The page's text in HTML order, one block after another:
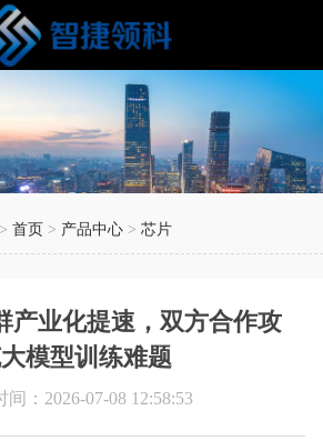
群产业化提
>首页 > 产品中心 >芯片
产业化提速，双方合作攻
模型训练难题
间：2026-07-08 12:58:53